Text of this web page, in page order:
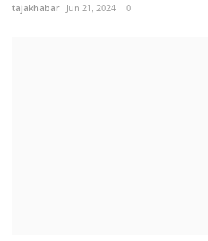
tajakhabar Jun 21, 2024 0